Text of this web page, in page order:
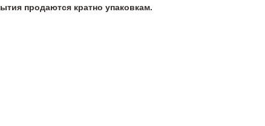
продаются кратно упаковкам.